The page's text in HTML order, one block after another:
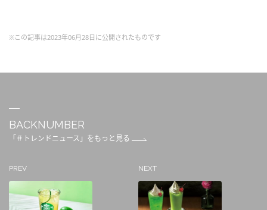
※この記事は2023年06月28日に公開されたものです
BACKNUMBER
「＃トレンドニュース」をもっと見る
PREV NEXT